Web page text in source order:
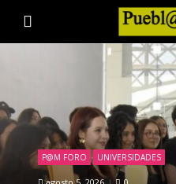
P@M FORO UNIVERSIDADES